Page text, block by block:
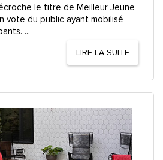
le titre de Meilleur Jeune
vote du public ayant mobilisé
...
LIRE LA SUITE